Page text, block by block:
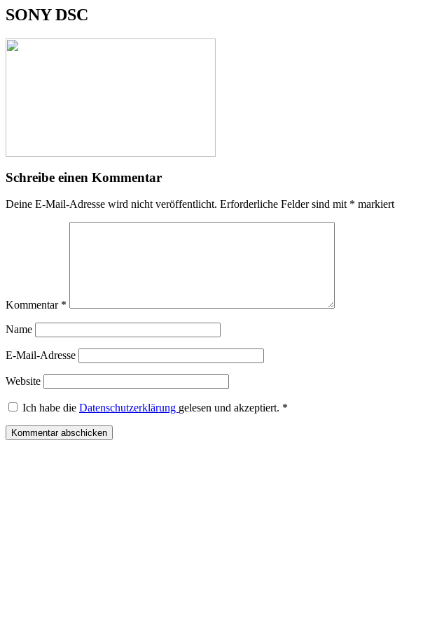
SONY DSC
Schreibe einen Kommentar
Deine E-Mail-Adresse wird nicht veröffentlicht. Erforderliche Felder sind mit * markiert
Kommentar *
Name
E-Mail-Adresse
Website
Ich habe die Datenschutzerklärung gelesen und akzeptiert. *